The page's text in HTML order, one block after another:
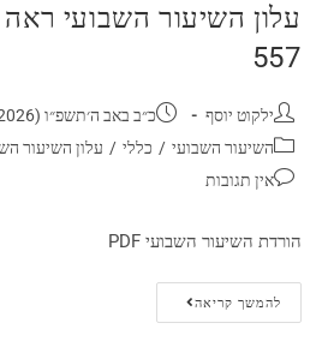
עלון השיעור השבועי
557
ילקוט יוסף
כ״ב באב ה׳תשפ״ו (05/08/2026)
השיעור השבועי / כללי / עלון השיעור
אין תגובות
הורדת השיעור השבועי PDF
להמשך קריאה